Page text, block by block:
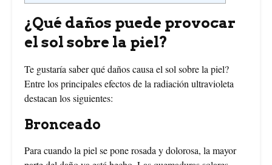
¿Qué daños puede provocar
el sol sobre la piel?
Te gustaría saber qué daños causa el sol sobre la piel?
Entre los principales efectos de la radiación ultravioleta
destacan los siguientes:
Bronceado
Para cuando la piel se pone rosada y dolorosa, la mayor